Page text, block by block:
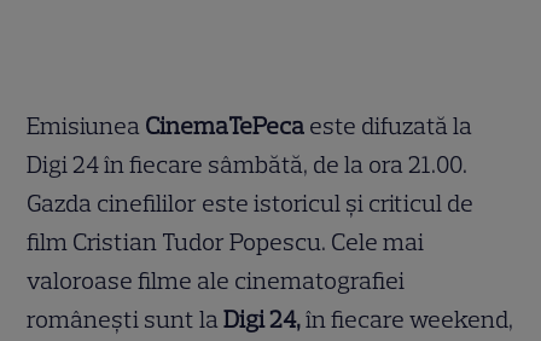
Emisiunea CinemaTePeca este difuzată la
Digi 24 în fiecare sâmbătă, de la ora 21.00.
Gazda cinefililor este istoricul și criticul de
film Cristian Tudor Popescu. Cele mai
valoroase filme ale cinematografiei
românești sunt laDigi 24,în fiecare weekend,